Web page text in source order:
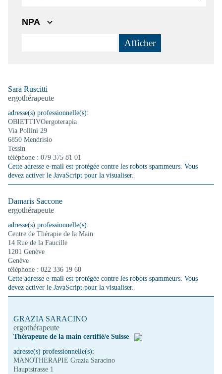
NPA
Afficher
Sara Ruscitti
ergothérapeute
adresse(s) professionnelle(s):
OBIETTIVOergoterapia
Via Pollini 29
6850 Mendrisio
Tessin
téléphone : 079 375 81 01
Cette adresse e-mail est protégée contre les robots spammeurs. Vous
devez activer le JavaScript pour la visualiser.
Damaris Saccone
ergothérapeute
adresse(s) professionnelle(s):
Centre de Thérapie de la Main
14 Rue de la Faucille
1201 Genève
Genève
téléphone : 022 336 19 60
Cette adresse e-mail est protégée contre les robots spammeurs. Vous
devez activer le JavaScript pour la visualiser.
GRAZIA SARACINO
ergothérapeute
Thérapeute de la main certifié/e Suisse
adresse(s) professionnelle(s):
MANOTHERAPIE Grazia Saracino
Hauptstrasse 1